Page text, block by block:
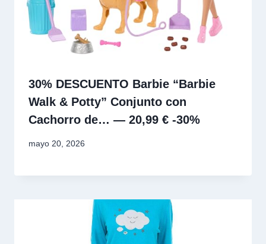
30% DESCUENTO Barbie “Barbie
Walk & Potty” Conjunto con
Cachorro de… — 20,99 € -30%
mayo 20, 2026